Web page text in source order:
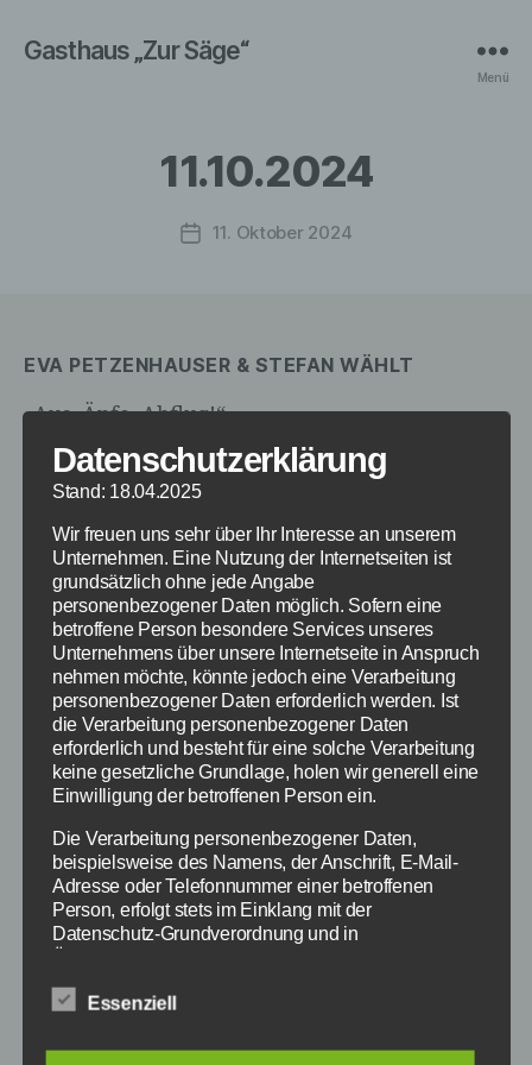
Gasthaus „Zur Säge“
Menü
11.10.2024
Veröffentlichungsdatum
11. Oktober 2024
EVA PETZENHAUSER & STEFAN WÄHLT
„Aus. Äpfe. Abflug!“
AUSVERKAUFT
Preis: 24 €
Gesang- und Musikfreunde Auerbach
Freitag Einlass: 18:00 Uhr, Beginn: 19:30
11. Oktober
EVA PETZENHAUSER & STEFAN
WÄHLT
„Aus. Äpfe. Abflug!"
AUSVERKAUFT
Datenschutzerklärung
Stand: 18.04.2025
Wir freuen uns sehr über Ihr Interesse an unserem
Unternehmen. Eine Nutzung der Internetseiten ist
grundsätzlich ohne jede Angabe
personenbezogener Daten möglich. Sofern eine
betroffene Person besondere Services unseres
Unternehmens über unsere Internetseite in Anspruch
nehmen möchte, könnte jedoch eine Verarbeitung
personenbezogener Daten erforderlich werden. Ist
die Verarbeitung personenbezogener Daten
erforderlich und besteht für eine solche Verarbeitung
keine gesetzliche Grundlage, holen wir generell eine
Einwilligung der betroffenen Person ein.
Die Verarbeitung personenbezogener Daten,
beispielsweise des Namens, der Anschrift, E-Mail-
Adresse oder Telefonnummer einer betroffenen
Person, erfolgt stets im Einklang mit der
Datenschutz-Grundverordnung und in
Mittels dieser Datenschutzerklärung möchte unser
Zweck der von uns erhobenen, genutzten und
Essenziell